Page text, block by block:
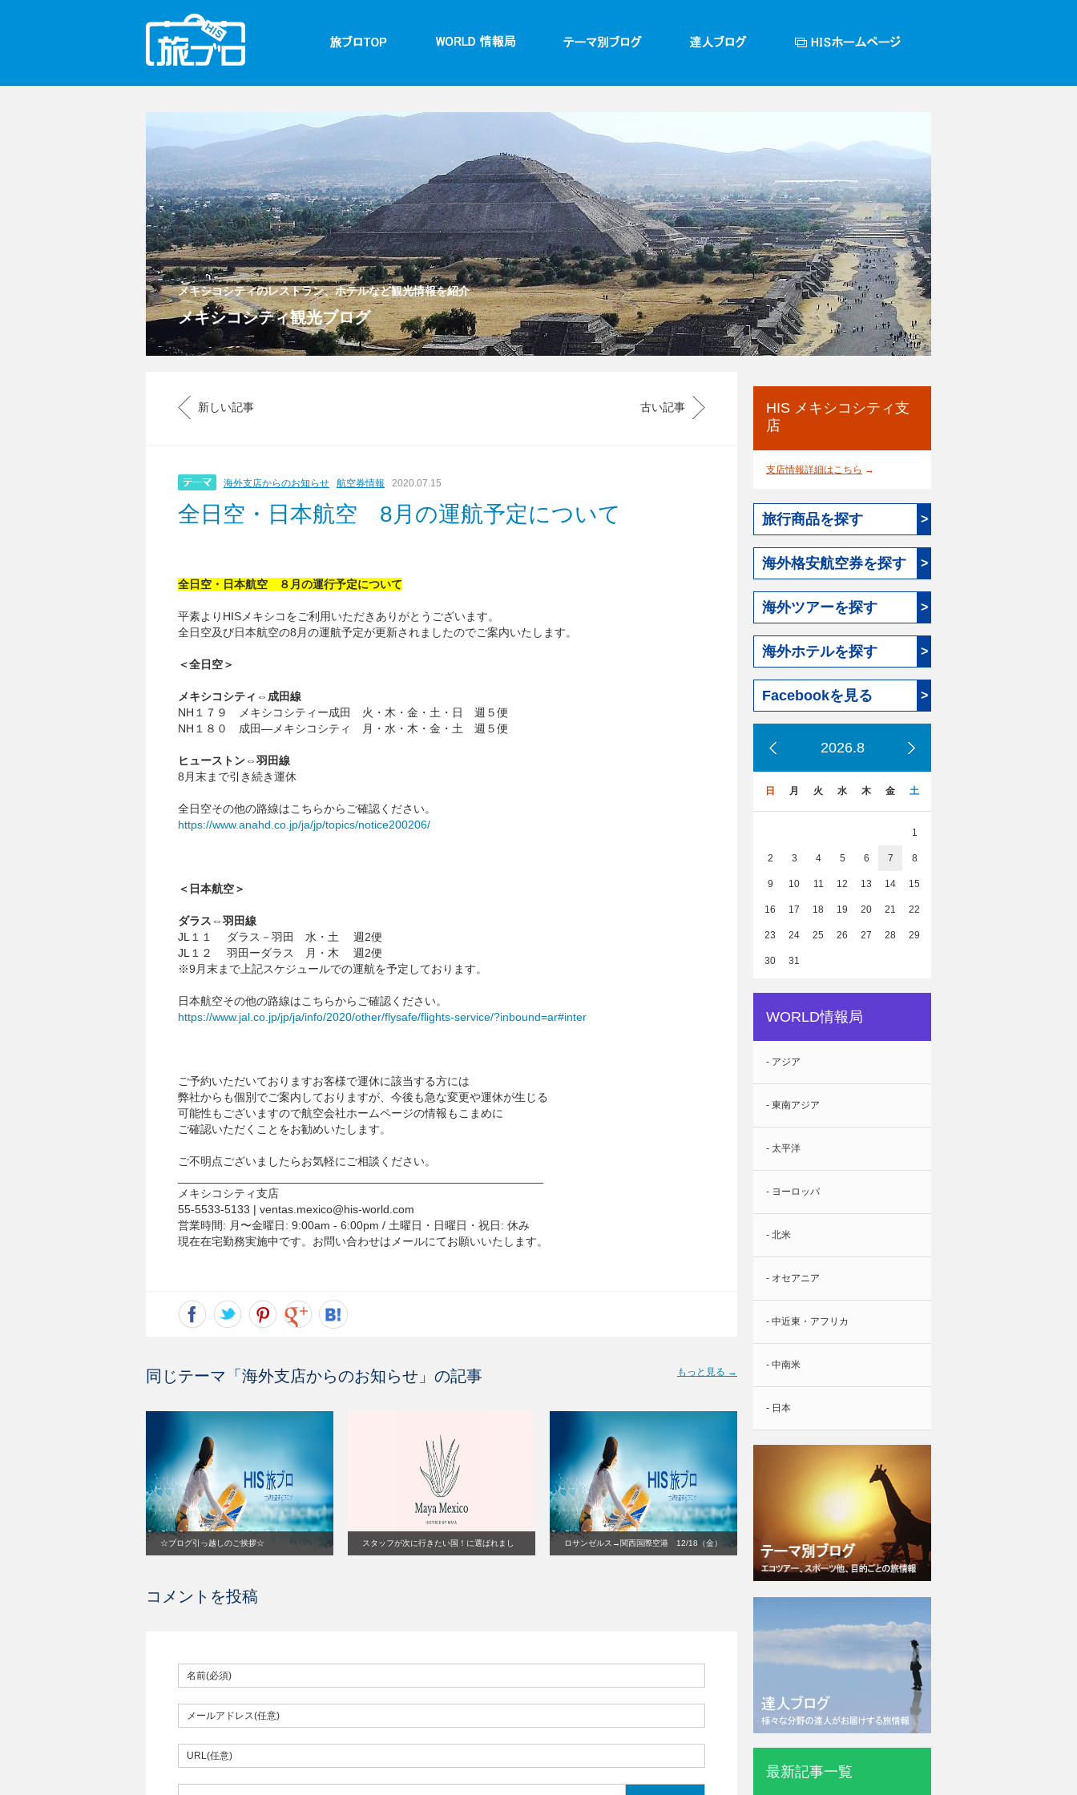
メキシコシティのレストラン、ホテルなど観光情報を紹介
メキシコシティ観光ブログ
新しい記事 古い記事
海外支店からのお知らせ 航空券情報 2020.07.15
全日空・日本航空 8月の運航予定について
全日空・日本航空 ８月の運行予定について
平素よりHISメキシコをご利用いただきありがとうございます。
全日空及び日本航空の8月の運航予定が更新されましたのでご案内いたします。
＜全日空＞
メキシコシティ⇔成田線
NH１７９ メキシコシティー成田 火・木・金・土・日 週５便
NH１８０ 成田―メキシコシティ 月・水・木・金・土 週５便
ヒューストン⇔羽田線
8月末まで引き続き運休
全日空その他の路線はこちらからご確認ください。
https://www.anahd.co.jp/ja/jp/topics/notice200206/
＜日本航空＞
ダラス⇔羽田線
JL１１ ダラス－羽田 水・土 週2便
JL１２ 羽田ーダラス 月・木 週2便
※9月末まで上記スケジュールでの運航を予定しております。
日本航空その他の路線はこちらからご確認ください。
https://www.jal.co.jp/jp/ja/info/2020/other/flysafe/flights-service/?inbound=ar#inter
ご予約いただいておりますお客様で運休に該当する方には
弊社からも個別でご案内しておりますが、 今後も急な変更や運休が生じる
可能性もございますので航空会社ホームページの情報もこまめに
ご確認いただくことをお勧めいたします。
ご不明点ございましたらお気軽にご相談ください。
メキシコシティ支店
55-5533-5133 | ventas.mexico@his-world.com
営業時間: 月〜金曜日: 9:00am - 6:00pm / 土曜日・日曜日・祝日: 休み
現在在宅勤務実施中です。お問い合わせはメールにてお願いいたします。
同じテーマ「 海外支店からのお知らせ 」の記事 もっと見る →
☆ブログ引っ越しのご挨拶☆ スタッフが次に行きたい国！に選ばれまし ロサンゼルス→関西国際空港 12/18（金）
コメントを投稿
HIS メキシコシティ支
店
支店情報詳細はこちら →
旅行商品を探す >
海外格安航空券を探す >
海外ツアーを探す >
海外ホテルを探す >
Facebookを見る >
2026.8
日 月 火 水 木 金 土
1
2 3 4 5 6 7 8
9 10 11 12 13 14 15
16 17 18 19 20 21 22
23 24 25 26 27 28 29
30 31
WORLD情報局
- アジア
- 東南アジア
- 太平洋
- ヨーロッパ
- 北米
- オセアニア
- 中近東・アフリカ
- 中南米
- 日本
最新記事一覧